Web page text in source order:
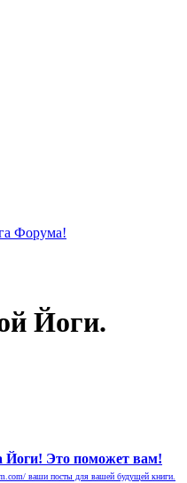
Форума!
Йоги.
Йоги! Это поможет вам!
ваши посты для вашей будущей книги.